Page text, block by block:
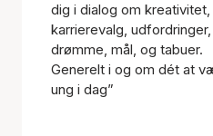
dig i dialog om kreativitet,
karrierevalg, udfordringer,
drømme, mål, og tabuer.
Generelt i og om dét at
ung i dag”